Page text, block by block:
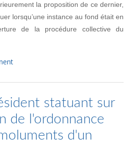
la proposition de ce dernier,
lorsqu’une instance au fond était en
de la procédure collective du
statuant sur
de l'ordonnance
d'un